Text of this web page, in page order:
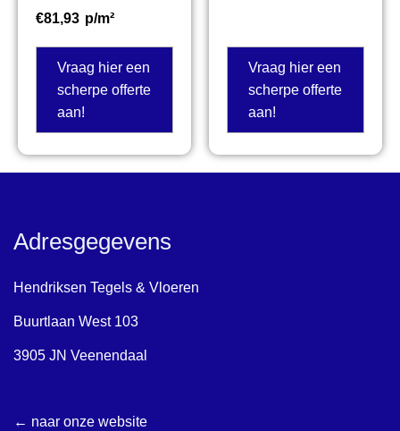
€81,93 p/m²
Vraag hier een
scherpe offerte
aan!
Vraag hier een
scherpe offerte
aan!
Adresgegevens
Hendriksen Tegels & Vloeren
Buurtlaan West 103
3905 JN Veenendaal
← naar onze website